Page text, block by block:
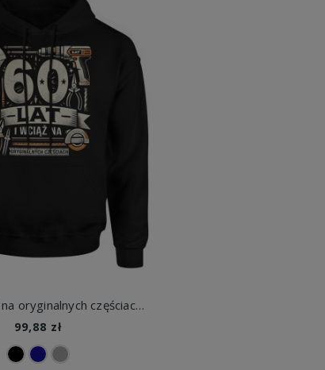
60 lat i wciąż na oryginalnych częściach narzędzia męska bluza z kapturem
99,88 zł